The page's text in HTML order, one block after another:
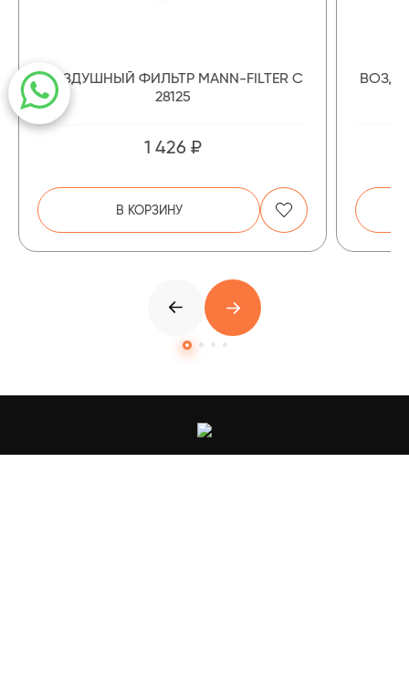
ВОЗДУШНЫЙ ФИЛЬТР MANN-FILTER C
28125
1 426 ₽
В КОРЗИНУ